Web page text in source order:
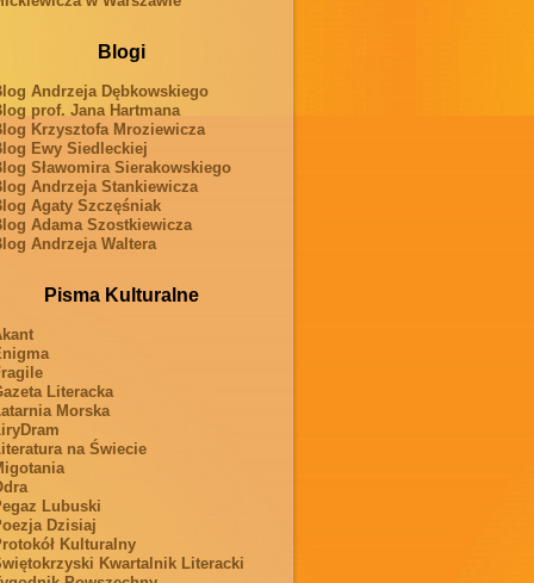
Blogi
Andrzeja Dębkowskiego
prof. Jana Hartmana
Krzysztofa Mroziewicza
Ewy Siedleckiej
Sławomira Sierakowskiego
Andrzeja Stankiewicza
Agaty Szczęśniak
Adama Szostkiewicza
Andrzeja Waltera
Pisma Kulturalne
Literacka
Morska
na Świecie
Lubuski
Dzisiaj
Kulturalny
Kwartalnik Literacki